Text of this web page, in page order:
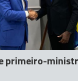
primeiro-